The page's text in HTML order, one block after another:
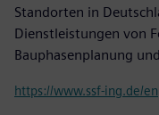
Standorten in
Dienstleistungen von
Bauphasenplanung
https://www.ssf-ing.de/en